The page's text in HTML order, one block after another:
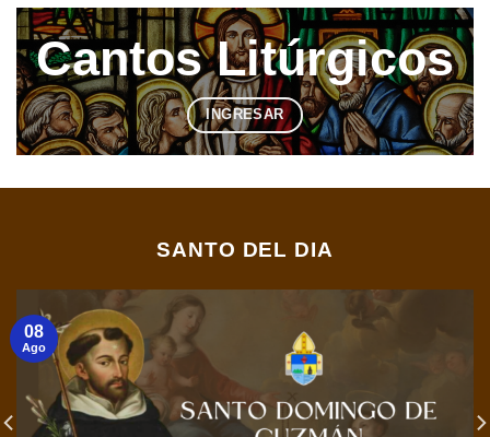
Cantos Litúrgicos
INGRESAR
SANTO DEL DIA
08
Ago